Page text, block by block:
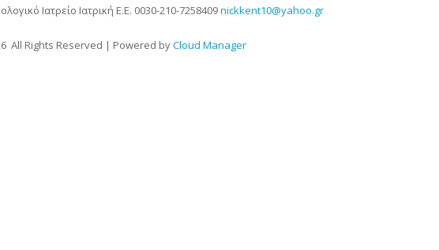
Ιατρείο Ιατρική Ε.Ε. 0030-210-7258409nickkent10@yahoo.gr
All Rights Reserved | Powered byCloud Manager